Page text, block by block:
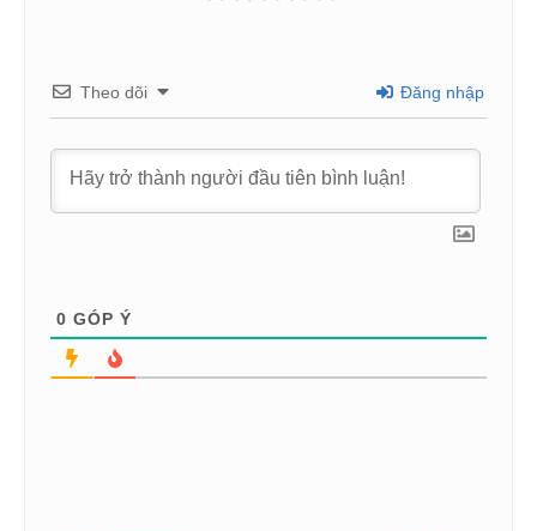
Theo dõi Đăng nhập
0 GÓP Ý